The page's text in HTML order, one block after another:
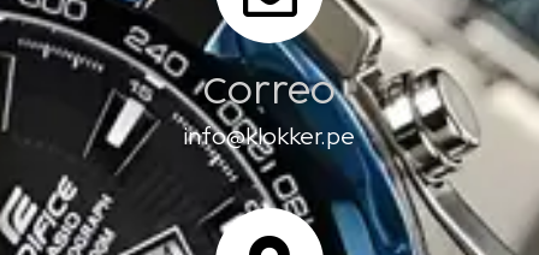
Correo
info@klokker.pe